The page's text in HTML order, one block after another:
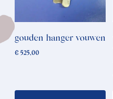
gouden hanger vouwen
€ 525,00